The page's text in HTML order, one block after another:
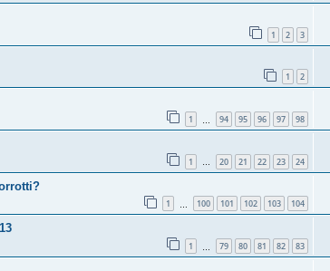
1 2 3
1 2
1 94 95 96 97 98
1 … 20 21 22 23 24
1 100 101 102 103 104
1 79 80 81 82 83